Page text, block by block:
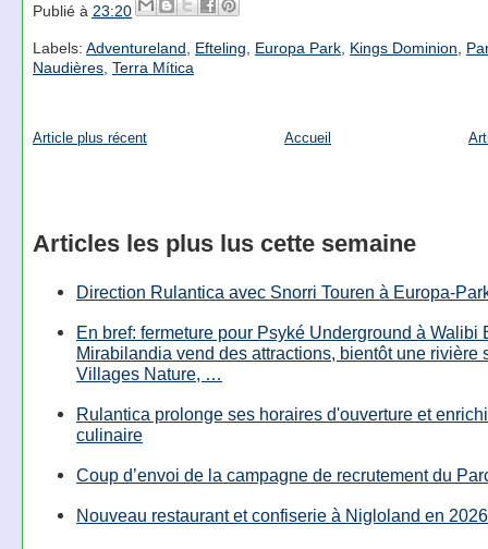
Publié à 23:20
Labels: Adventureland Efteling Europa Park, Kings Dominion
Naudières, Terra Mítica
Article plus récent Accueil
Articles les plus lus cette semaine
Direction Rulantica avec Snorri Touren à Europa-
En bref: fermeture pour Psyké Underground à Walibi
Mirabilandia vend des attractions, bientôt une rivière
Villages Nature, …
Rulantica prolonge ses horaires d'ouverture et
culinaire
Coup d’envoi de la campagne de recrutement du
Nouveau restaurant et confiserie à Nigloland en 2026